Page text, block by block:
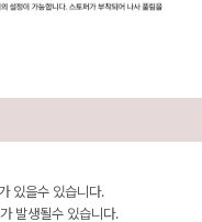
있을수 있습니다.
발생될수 있습니다.